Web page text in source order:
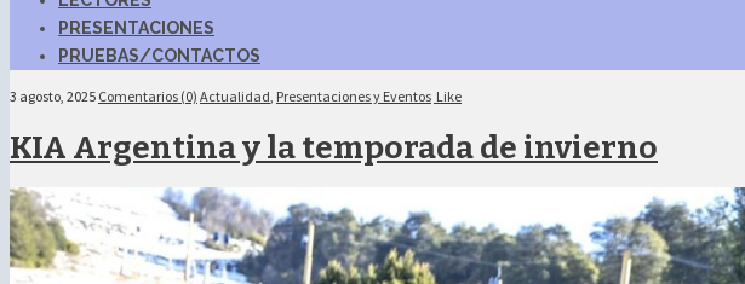
PRESENTACIONES
PRUEBAS/CONTACTOS
3 agosto, 2025 Comentarios (0) Actualidad, Presentaciones y Eventos Like
KIA Argentina y la temporada de invierno